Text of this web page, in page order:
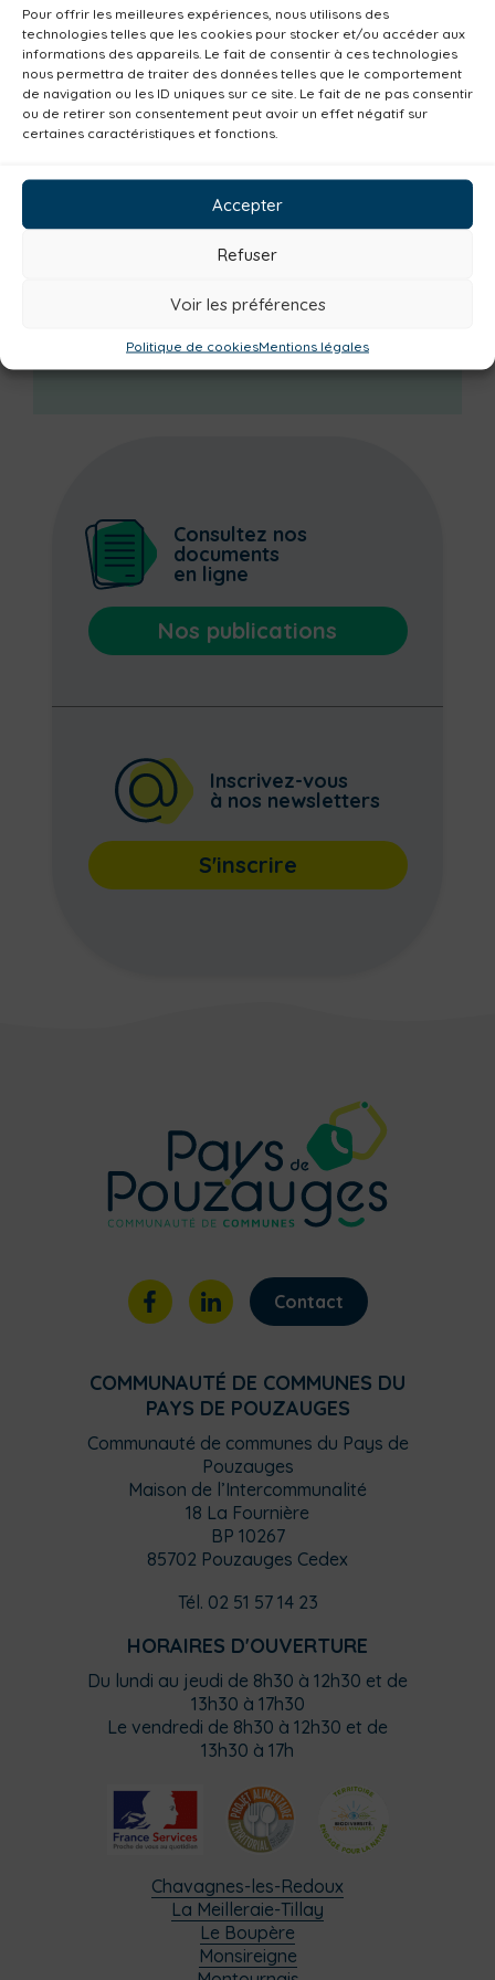
Pour offrir les meilleures expériences, nous utilisons des
technologies telles que les cookies pour stocker et/ou accéder aux
informations des appareils. Le fait de consentir à ces technologies
nous permettra de traiter des données telles que le comportement
de navigation ou les ID uniques sur ce site. Le fait de ne pas consentir
ou de retirer son consentement peut avoir un effet négatif sur
certaines caractéristiques et fonctions.
Accepter
Refuser
Voir les préférences
Politique de cookiesMentions légales
Catégories actualités / agenda
Environnement Mobilité
Petite enfance
Santé
Plan climat
Alimentation
Habitat
Economie Jeunesse
Emploi
Communes
Consommer local
Urbanisme
Magazine
Solidarité
Tourisme Centre aquatique
Consultez nos
documents
en ligne
Nos publications
Inscrivez-vous
à nos newsletters
S'inscrire
Contact
COMMUNAUTÉ DE COMMUNES DU
PAYS DE POUZAUGES
Communauté de communes du Pays de
Pouzauges
Maison de l’Intercommunalité
18 La Fournière
BP 10267
85702 Pouzauges Cedex
Tél. 02 51 57 14 23
HORAIRES D'OUVERTURE
Du lundi au jeudi de 8h30 à 12h30 et de
13h30 à 17h30
Le vendredi de 8h30 à 12h30 et de
13h30 à 17h
Chavagnes-les-Redoux
La Meilleraie-Tillay
Le Boupère
Monsireigne